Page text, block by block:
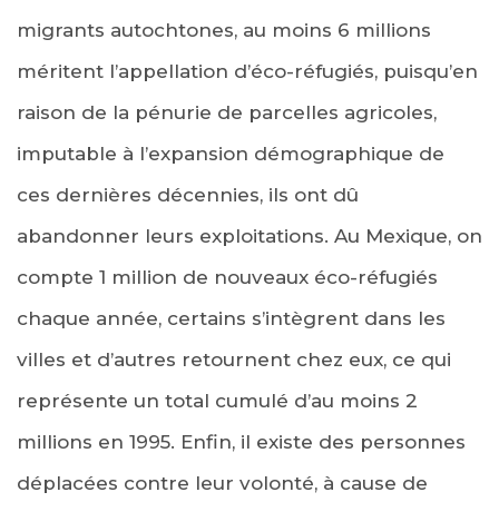
migrants autochtones, au moins 6 millions
méritent l’appellation d’éco-réfugiés, puisqu’en
raison de la pénurie de parcelles agricoles,
imputable à l’expansion démographique de
ces dernières décennies, ils ont dû
abandonner leurs exploitations. Au Mexique, on
compte 1 million de nouveaux éco-réfugiés
chaque année, certains s’intègrent dans les
villes et d’autres retournent chez eux, ce qui
représente un total cumulé d’au moins 2
millions en 1995. Enfin, il existe des personnes
déplacées contre leur volonté, à cause de